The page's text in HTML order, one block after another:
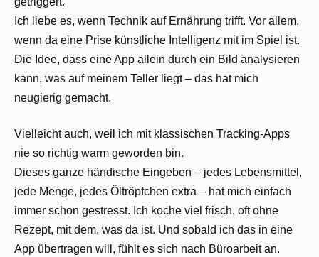
Ich liebe es, wenn Technik auf Ernährung trifft. Vor allem,
wenn da eine Prise künstliche Intelligenz mit im Spiel ist.
Die Idee, dass eine App allein durch ein Bild analysieren
kann, was auf meinem Teller liegt – das hat mich
neugierig gemacht.
Vielleicht auch, weil ich mit klassischen Tracking-Apps
nie so richtig warm geworden bin.
Dieses ganze händische Eingeben – jedes Lebensmittel,
jede Menge, jedes Öltröpfchen extra – hat mich einfach
immer schon gestresst. Ich koche viel frisch, oft ohne
Rezept, mit dem, was da ist. Und sobald ich das in eine
App übertragen will, fühlt es sich nach Büroarbeit an.